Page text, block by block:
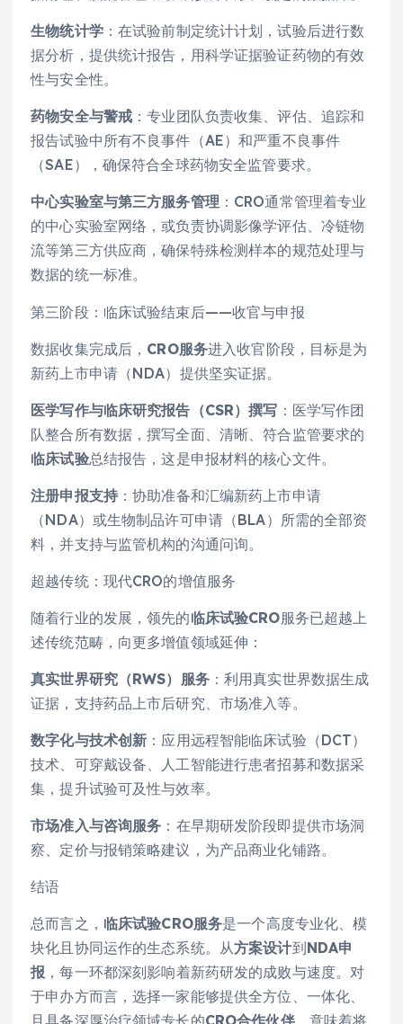
生物统计学：在试验前制定统计计划，试验后进行数
据分析，提供统计报告，用科学证据验证药物的有效
性与安全性。
药物安全与警戒 ：专业团队负责收集、评估、追踪和
报告试验中所有不良事件（AE）和严重不良事件
（SAE），确保符合全球药物安全监管要求。
中心实验室与第三方服务管理 ：CRO通常管理着专业
的中心实验室网络，或负责协调影像学评估、冷链物
流等第三方供应商，确保特殊检测样本的规范处理与
数据的统一标准。
第三阶段：临床试验结束后——收官与申报
数据收集完成后， CRO服务进入收官阶段，目标是为
新药上市申请（NDA）提供坚实证据。
医学写作与临床研究报告（CSR）撰写 ：医学写作团
队整合所有数据，撰写全面、清晰、符合监管要求的
临床试验总结报告，这是申报材料的核心文件。
注册申报支持：协助准备和汇编新药上市申请
（NDA）或生物制品许可申请（BLA）所需的全部资
料，并支持与监管机构的沟通问询。
超越传统：现代CRO的增值服务
随着行业的发展，领先的临床试验CRO服务已超越上
述传统范畴，向更多增值领域延伸：
真实世界研究（RWS）服务：利用真实世界数据生成
证据，支持药品上市后研究、市场准入等。
数字化与技术创新 ：应用远程智能临床试验（DCT）
技术、可穿戴设备、人工智能进行患者招募和数据采
集，提升试验可及性与效率。
市场准入与咨询服务 ：在早期研发阶段即提供市场洞
察、定价与报销策略建议，为产品商业化铺路。
结语
总而言之， 临床试验CRO服务是一个高度专业化、模
块化且协同运作的生态系统。从方案设计到NDA申
报 ，每一环都深刻影响着新药研发的成败与速度。对
于申办方而言，选择一家能够提供全方位、一体化、